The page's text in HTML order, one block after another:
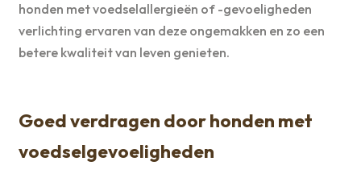
honden met voedselallergieën of -gevoeligheden
verlichting ervaren van deze ongemakken en zo een
betere kwaliteit van leven genieten.
Goed verdragen door honden met
voedselgevoeligheden